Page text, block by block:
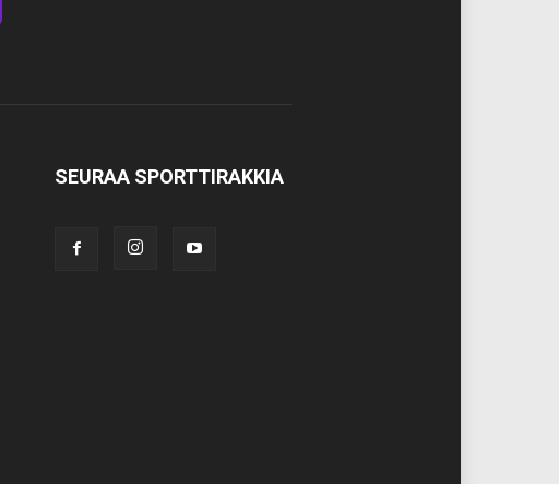
SEURAA SPORTTIRAKKIA